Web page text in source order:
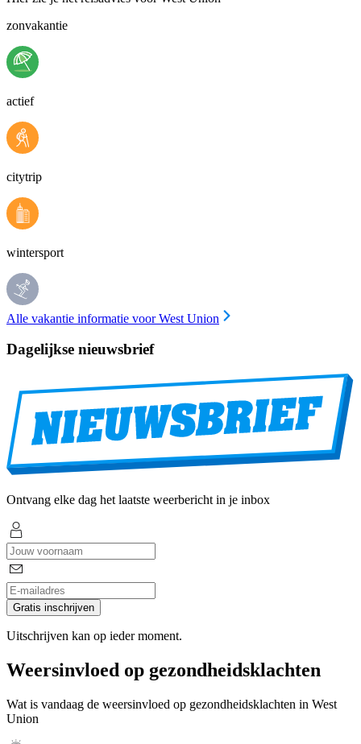
zonvakantie
actief
citytrip
wintersport
Alle vakantie informatie voor West Union
Dagelijkse nieuwsbrief
Ontvang elke dag het laatste weerbericht in je inbox
Gratis inschrijven
Uitschrijven kan op ieder moment.
Weersinvloed op gezondheidsklachten
Wat is vandaag de weersinvloed op gezondheidsklachten in West
Union